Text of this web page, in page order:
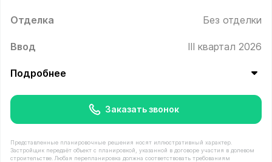
Отделка Без отделки
Ввод III квартал 2026
Подробнее
Заказать звонок
Представленные планировочные решения носят иллюстративный характер.
Застройщик передаёт объект с планировкой, указанной в договоре участия в долевом
строительстве. Любая перепланировка должна соответствовать требованиям